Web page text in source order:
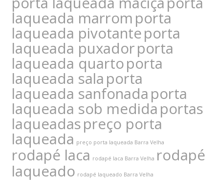
laqueada marrom porta
laqueada pivotanteporta
laqueada puxadorporta
laqueada quartoporta
laqueada sala porta
laqueada sanfonada porta
laqueada sob medida portas
laqueadaspreço porta
laqueada preço porta laqueada Barra Velha
rodapé laca rodapé laca Barra Velha rodapé
laqueado rodapé laqueado Barra Velha